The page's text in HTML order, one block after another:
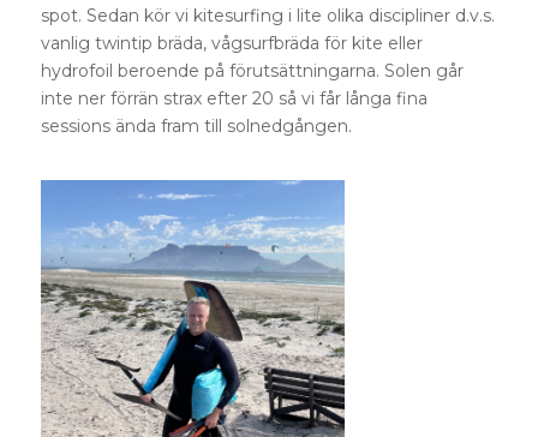
spot. Sedan kör vi kitesurfing i lite olika discipliner d.v.s.
vanlig twintip bräda, vågsurfbräda för kite eller
hydrofoil beroende på förutsättningarna. Solen går
inte ner förrän strax efter 20 så vi får långa fina
sessions ända fram till solnedgången.